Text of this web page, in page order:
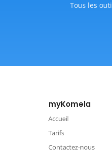
Tous les
myKomela
Accueil
Tarifs
Contactez-nous